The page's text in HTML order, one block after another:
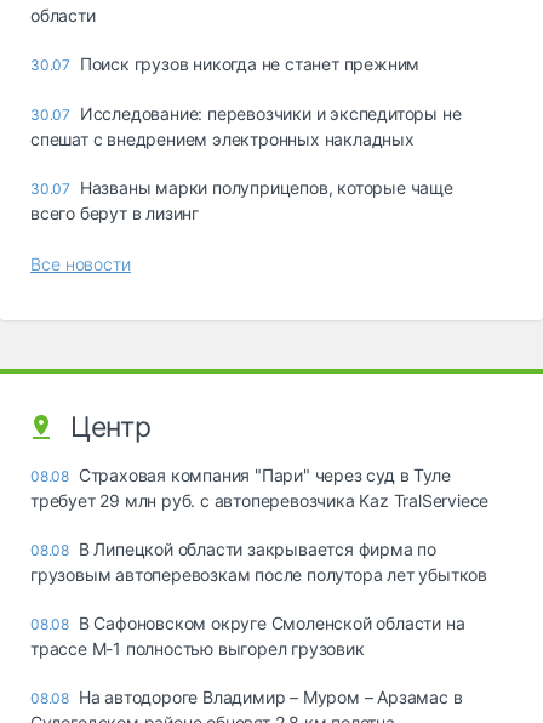
области
30.07 Поиск грузов никогда не станет прежним
30.07
Исследование: перевозчики и экспедиторы не
спешат с внедрением электронных накладных
30.07
Названы марки полуприцепов, которые чаще
всего берут в лизинг
Все новости
Центр
08.08 Страховая компания "Пари" через суд в Туле
требует 29 млн руб. с автоперевозчика Kaz TralServiece
08.08 В Липецкой области закрывается фирма по
грузовым автоперевозкам после полутора лет убытков
08.08 В Сафоновском округе Смоленской области на
трассе М-1 полностью выгорел грузовик
08.08 На автодороге Владимир – Муром – Арзамас в